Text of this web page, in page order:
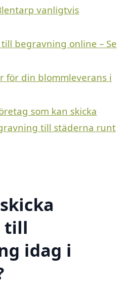
vanligtvis
begravning online – Se
för din blommleverans i
som kan skicka
till städerna runt
till
idag i